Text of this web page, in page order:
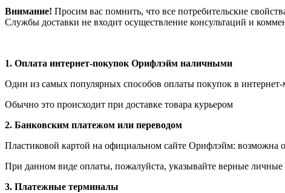
Внимание! Просим вас помнить, что все потребительские
Службы доставки не входит осуществление консультаций и
1. Оплата интернет-покупок Орифлэйм наличными
Один из самых популярных способов оплаты покупок в
Обычно это происходит при доставке товара курьером
2. Банковским платежом или переводом
Пластиковой картой на официальном сайте Орифлэйм: возможна
При данном виде оплаты, пожалуйста, указывайте верные
3. Платежные терминалы